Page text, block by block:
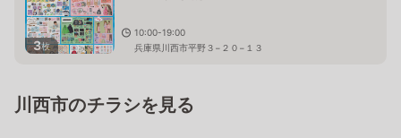
3枚
10:00-19:00
兵庫県川西市平野３−２０−１３
川西市のチラシを見る